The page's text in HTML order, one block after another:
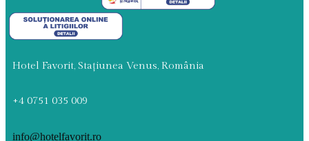
Hotel Favorit, Stațiunea Venus, România
+4 0751 035 009
info@hotelfavorit.ro